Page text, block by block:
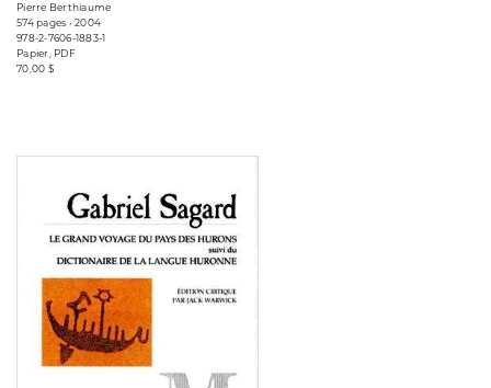
Pierre Berthiaume
574 pages • 2004
978-2-7606-1883-1
Papier, PDF
70,00 $